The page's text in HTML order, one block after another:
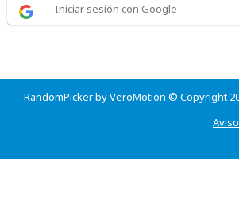
Iniciar sesión con Google
RandomPicker by VeroMotion © Copyright